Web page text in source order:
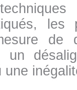
de
un